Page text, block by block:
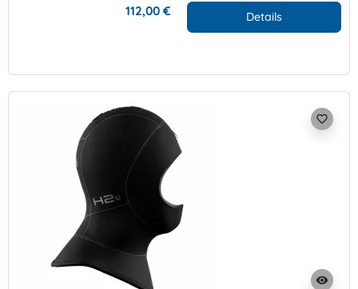
112,00 € Details
visibility
favorite_border